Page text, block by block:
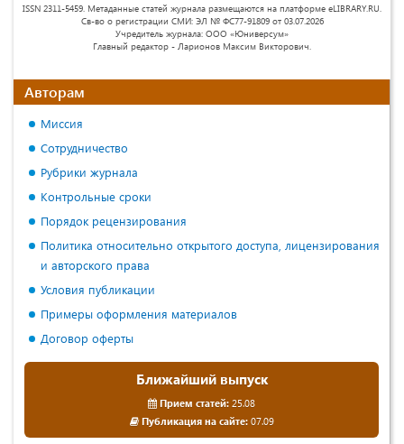
ISSN 2311-5459. Метаданные статей журнала размещаются на платформе eLIBRARY.RU.
Св-во о регистрации СМИ: ЭЛ № ФС77-91809 от 03.07.2026
Учредитель журнала: ООО «Юниверсум»
Главный редактор - Ларионов Максим Викторович.
Авторам
Миссия
Сотрудничество
Рубрики журнала
Контрольные сроки
Порядок рецензирования
Политика относительно открытого доступа, лицензирования
и авторского права
Условия публикации
Примеры оформления материалов
Договор оферты
Ближайший выпуск
Прием статей: 25.08
Публикация на сайте:07.09